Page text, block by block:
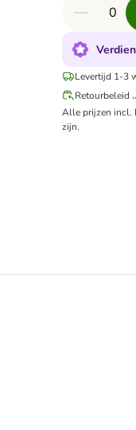
Levertijd 1-3
Retourbeleid
Alle prijzen incl.
zijn.